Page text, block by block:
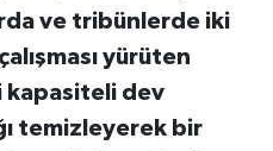
ve tribünlerde iki
yürüten
kapasiteli dev
temizleyerek bir